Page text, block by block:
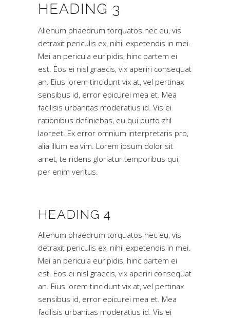
HEADING 3
Alienum phaedrum torquatos nec eu, vis
detraxit periculis ex, nihil expetendis in mei.
Mei an pericula euripidis, hinc partem ei
est. Eos ei nisl graecis, vix aperiri consequat
an. Eius lorem tincidunt vix at, vel pertinax
sensibus id, error epicurei mea et. Mea
facilisis urbanitas moderatius id. Vis ei
rationibus definiebas, eu qui purto zril
laoreet. Ex error omnium interpretaris pro,
alia illum ea vim. Lorem ipsum dolor sit
amet, te ridens gloriatur temporibus qui,
per enim veritus.
HEADING 4
Alienum phaedrum torquatos nec eu, vis
detraxit periculis ex, nihil expetendis in mei.
Mei an pericula euripidis, hinc partem ei
est. Eos ei nisl graecis, vix aperiri consequat
an. Eius lorem tincidunt vix at, vel pertinax
sensibus id, error epicurei mea et. Mea
facilisis urbanitas moderatius id. Vis ei